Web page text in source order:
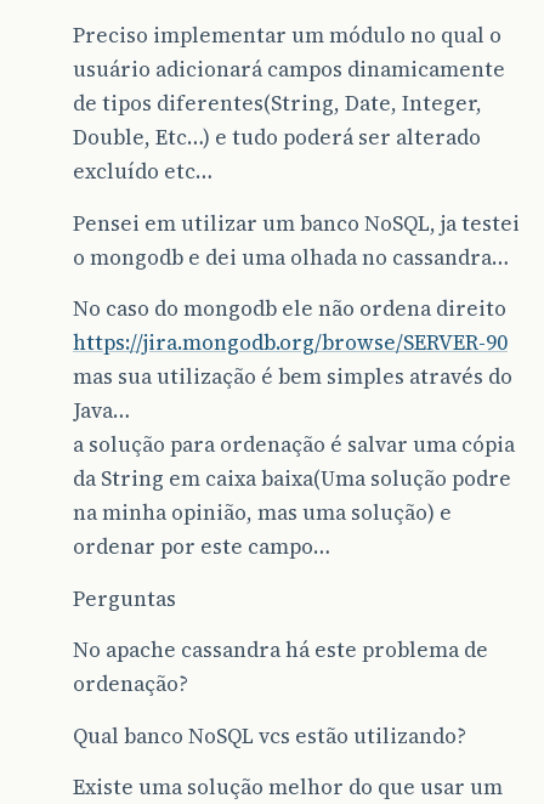
Preciso implementar um módulo no qual o
usuário adicionará campos dinamicamente
de tipos diferentes(String, Date, Integer,
Double, Etc…) e tudo poderá ser alterado
excluído etc…
Pensei em utilizar um banco NoSQL, ja testei
o mongodb e dei uma olhada no cassandra…
No caso do mongodb ele não ordena direito
https://jira.mongodb.org/browse/SERVER-90
mas sua utilização é bem simples através do
Java…
a solução para ordenação é salvar uma cópia
da String em caixa baixa(Uma solução podre
na minha opinião, mas uma solução) e
ordenar por este campo…
Perguntas
No apache cassandra há este problema de
ordenação?
Qual banco NoSQL vcs estão utilizando?
Existe uma solução melhor do que usar um